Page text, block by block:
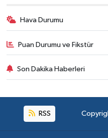
Hava Durumu
Puan Durumu ve Fikstür
Son Dakika Haberleri
RSS